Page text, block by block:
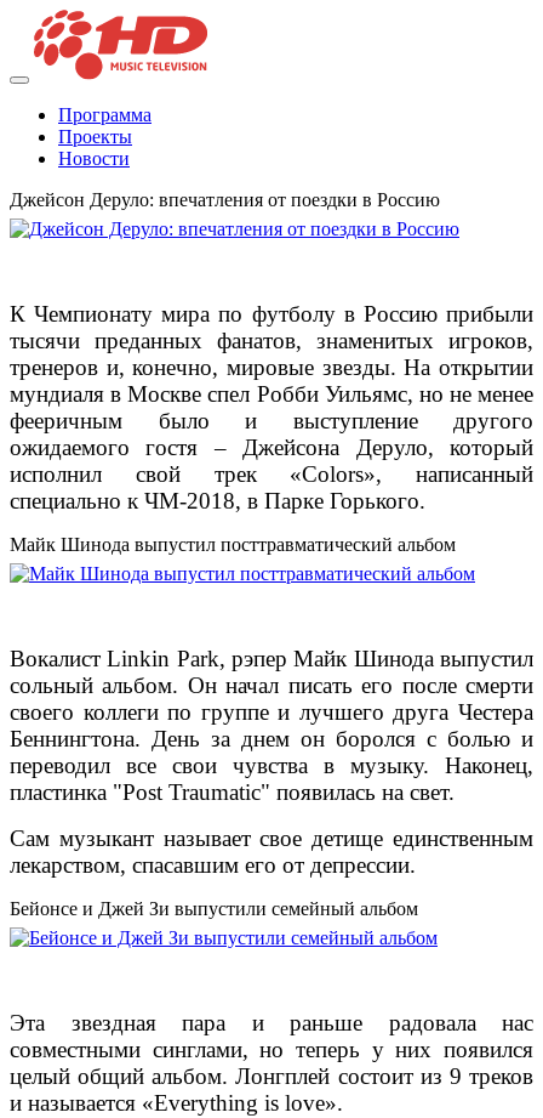
Программа
Проекты
Новости
Джейсон Деруло: впечатления от поездки в Россию
К Чемпионату мира по футболу в Россию прибыли
тысячи преданных фанатов, знаменитых игроков,
тренеров и, конечно, мировые звезды. На открытии
мундиаля в Москве спел Робби Уильямс, но не менее
фееричным было и выступление другого
ожидаемого гостя – Джейсона Деруло, который
исполнил свой трек «Сolors», написанный
специально к ЧМ-2018, в Парке Горького.
Майк Шинода выпустил посттравматический альбом
Вокалист Linkin Park, рэпер Майк Шинода выпустил
сольный альбом. Он начал писать его после смерти
своего коллеги по группе и лучшего друга Честера
Беннингтона. День за днем он боролся с болью и
переводил все свои чувства в музыку. Наконец,
пластинка "Post Traumatic" появилась на свет.
Сам музыкант называет свое детище единственным
лекарством, спасавшим его от депрессии.
Бейонсе и Джей Зи выпустили семейный альбом
Эта звездная пара и раньше радовала нас
совместными синглами, но теперь у них появился
целый общий альбом. Лонгплей состоит из 9 треков
и называется «Everything is love».